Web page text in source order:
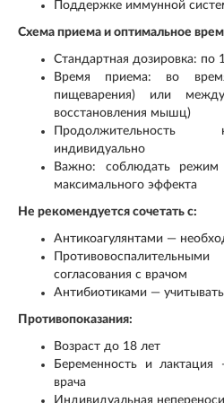
Поддержке иммунной
Схема приема и оптимальное
Стандартная дозировка: по
Время приема: во
пищеварения) или
восстановления мышц)
Продолжительность
индивидуально
Важно: соблюдать
максимального эффекта
Не рекомендуется сочетать с:
Антикоагулянтами —
согласования с врачом
Антибиотиками —
Противопоказания:
Возраст до 18 лет
Беременность и лактация
врача
Индивидуальная